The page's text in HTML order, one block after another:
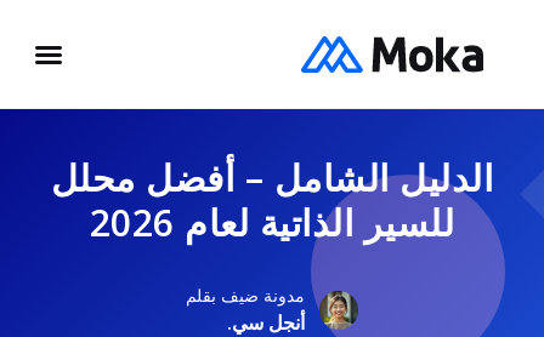
الدليل الشامل – أفضل محلل
للسير الذاتية لعام 2026
مدونة ضيف بقلم
أنجل سي.